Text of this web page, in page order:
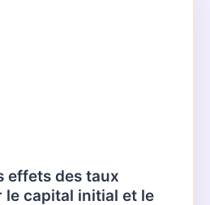
effets des taux
le capital initial et le